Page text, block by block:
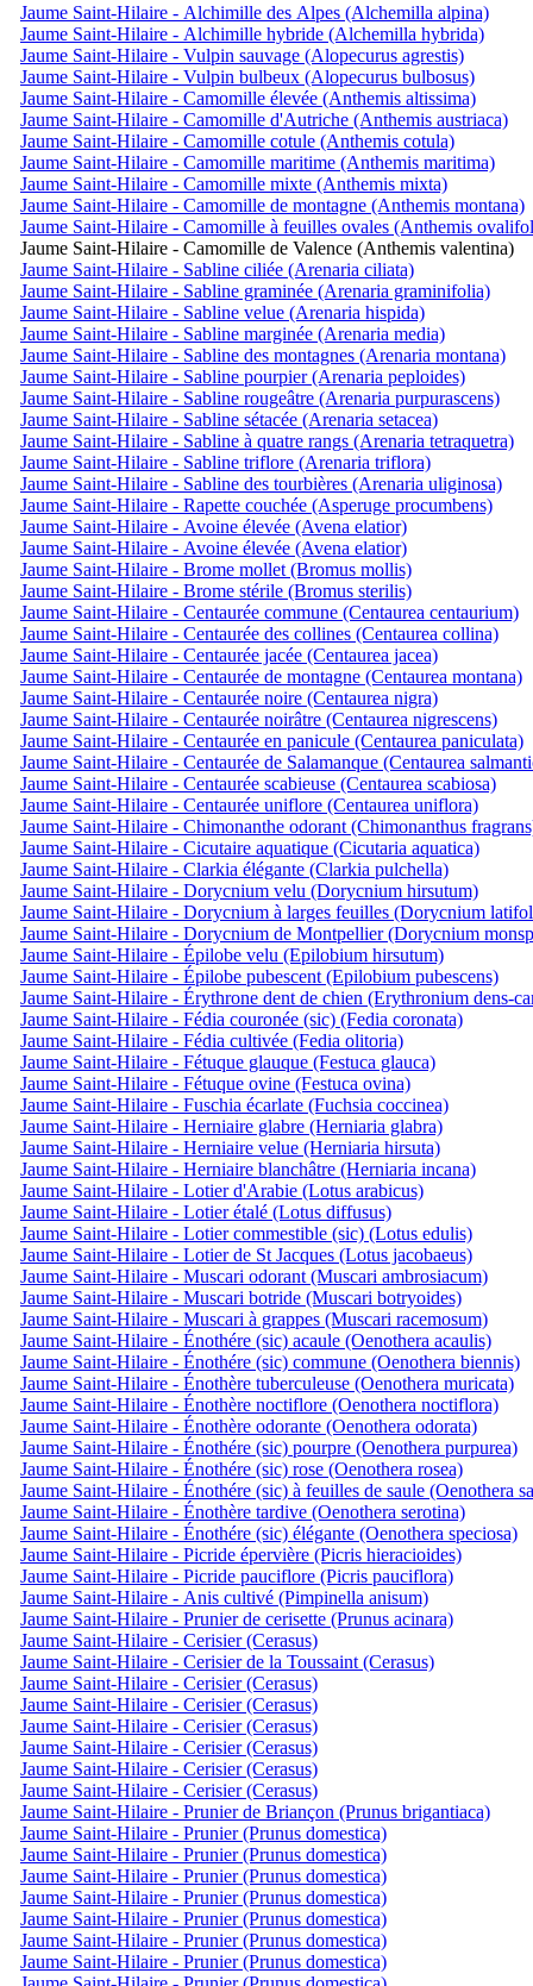
Jaume Saint-Hilaire - Alchimille des Alpes (Alchemilla alpina)
Jaume Saint-Hilaire - Alchimille hybride (Alchemilla hybrida)
Jaume Saint-Hilaire - Vulpin sauvage (Alopecurus agrestis)
Jaume Saint-Hilaire - Vulpin bulbeux (Alopecurus bulbosus)
Jaume Saint-Hilaire - Camomille élevée (Anthemis altissima)
Jaume Saint-Hilaire - Camomille d'Autriche (Anthemis austriaca)
Jaume Saint-Hilaire - Camomille cotule (Anthemis cotula)
Jaume Saint-Hilaire - Camomille maritime (Anthemis maritima)
Jaume Saint-Hilaire - Camomille mixte (Anthemis mixta)
Jaume Saint-Hilaire - Camomille de montagne (Anthemis montana)
Jaume Saint-Hilaire - Camomille à feuilles ovales (Anthemis
Jaume Saint-Hilaire - Camomille de Valence (Anthemis valentina)
Jaume Saint-Hilaire - Sabline ciliée (Arenaria ciliata)
Jaume Saint-Hilaire - Sabline graminée (Arenaria graminifolia)
Jaume Saint-Hilaire - Sabline velue (Arenaria hispida)
Jaume Saint-Hilaire - Sabline marginée (Arenaria media)
Jaume Saint-Hilaire - Sabline des montagnes (Arenaria montana)
Jaume Saint-Hilaire - Sabline pourpier (Arenaria peploides)
Jaume Saint-Hilaire - Sabline rougeâtre (Arenaria purpurascens)
Jaume Saint-Hilaire - Sabline sétacée (Arenaria setacea)
Jaume Saint-Hilaire - Sabline à quatre rangs (Arenaria tetraquetra)
Jaume Saint-Hilaire - Sabline triflore (Arenaria triflora)
Jaume Saint-Hilaire - Sabline des tourbières (Arenaria uliginosa)
Jaume Saint-Hilaire - Rapette couchée (Asperuge procumbens)
Jaume Saint-Hilaire - Avoine élevée (Avena elatior)
Jaume Saint-Hilaire - Avoine élevée (Avena elatior)
Jaume Saint-Hilaire - Brome mollet (Bromus mollis)
Jaume Saint-Hilaire - Brome stérile (Bromus sterilis)
Jaume Saint-Hilaire - Centaurée commune (Centaurea centaurium)
Jaume Saint-Hilaire - Centaurée des collines (Centaurea collina)
Jaume Saint-Hilaire - Centaurée jacée (Centaurea jacea)
Jaume Saint-Hilaire - Centaurée de montagne (Centaurea montana)
Jaume Saint-Hilaire - Centaurée noire (Centaurea nigra)
Jaume Saint-Hilaire - Centaurée noirâtre (Centaurea nigrescens)
Jaume Saint-Hilaire - Centaurée en panicule (Centaurea paniculata)
Jaume Saint-Hilaire - Centaurée de Salamanque (Centaurea
Jaume Saint-Hilaire - Centaurée scabieuse (Centaurea scabiosa)
Jaume Saint-Hilaire - Centaurée uniflore (Centaurea uniflora)
Jaume Saint-Hilaire - Chimonanthe odorant (Chimonanthus
Jaume Saint-Hilaire - Cicutaire aquatique (Cicutaria aquatica)
Jaume Saint-Hilaire - Clarkia élégante (Clarkia pulchella)
Jaume Saint-Hilaire - Dorycnium velu (Dorycnium hirsutum)
Jaume Saint-Hilaire - Dorycnium à larges feuilles (Dorycnium
Jaume Saint-Hilaire - Dorycnium de Montpellier (Dorycnium
Jaume Saint-Hilaire - Épilobe velu (Epilobium hirsutum)
Jaume Saint-Hilaire - Épilobe pubescent (Epilobium pubescens)
Jaume Saint-Hilaire - Érythrone dent de chien (Erythronium dens-
Jaume Saint-Hilaire - Fédia couronée (sic) (Fedia coronata)
Jaume Saint-Hilaire - Fédia cultivée (Fedia olitoria)
Jaume Saint-Hilaire - Fétuque glauque (Festuca glauca)
Jaume Saint-Hilaire - Fétuque ovine (Festuca ovina)
Jaume Saint-Hilaire - Fuschia écarlate (Fuchsia coccinea)
Jaume Saint-Hilaire - Herniaire glabre (Herniaria glabra)
Jaume Saint-Hilaire - Herniaire velue (Herniaria hirsuta)
Jaume Saint-Hilaire - Herniaire blanchâtre (Herniaria incana)
Jaume Saint-Hilaire - Lotier d'Arabie (Lotus arabicus)
Jaume Saint-Hilaire - Lotier étalé (Lotus diffusus)
Jaume Saint-Hilaire - Lotier commestible (sic) (Lotus edulis)
Jaume Saint-Hilaire - Lotier de St Jacques (Lotus jacobaeus)
Jaume Saint-Hilaire - Muscari odorant (Muscari ambrosiacum)
Jaume Saint-Hilaire - Muscari botride (Muscari botryoides)
Jaume Saint-Hilaire - Muscari à grappes (Muscari racemosum)
Jaume Saint-Hilaire - Énothére (sic) acaule (Oenothera acaulis)
Jaume Saint-Hilaire - Énothére (sic) commune (Oenothera biennis)
Jaume Saint-Hilaire - Énothère tuberculeuse (Oenothera muricata)
Jaume Saint-Hilaire - Énothère noctiflore (Oenothera noctiflora)
Jaume Saint-Hilaire - Énothère odorante (Oenothera odorata)
Jaume Saint-Hilaire - Énothére (sic) pourpre (Oenothera purpurea)
Jaume Saint-Hilaire - Énothére (sic) rose (Oenothera rosea)
Jaume Saint-Hilaire - Énothére (sic) à feuilles de saule (Oenothera
Jaume Saint-Hilaire - Énothère tardive (Oenothera serotina)
Jaume Saint-Hilaire - Énothére (sic) élégante (Oenothera speciosa)
Jaume Saint-Hilaire - Picride épervière (Picris hieracioides)
Jaume Saint-Hilaire - Picride pauciflore (Picris pauciflora)
Jaume Saint-Hilaire - Anis cultivé (Pimpinella anisum)
Jaume Saint-Hilaire - Prunier de cerisette (Prunus acinara)
Jaume Saint-Hilaire - Cerisier (Cerasus)
Jaume Saint-Hilaire - Cerisier de la Toussaint (Cerasus)
Jaume Saint-Hilaire - Cerisier (Cerasus)
Jaume Saint-Hilaire - Cerisier (Cerasus)
Jaume Saint-Hilaire - Cerisier (Cerasus)
Jaume Saint-Hilaire - Cerisier (Cerasus)
Jaume Saint-Hilaire - Cerisier (Cerasus)
Jaume Saint-Hilaire - Cerisier (Cerasus)
Jaume Saint-Hilaire - Prunier de Briançon (Prunus brigantiaca)
Jaume Saint-Hilaire - Prunier (Prunus domestica)
Jaume Saint-Hilaire - Prunier (Prunus domestica)
Jaume Saint-Hilaire - Prunier (Prunus domestica)
Jaume Saint-Hilaire - Prunier (Prunus domestica)
Jaume Saint-Hilaire - Prunier (Prunus domestica)
Jaume Saint-Hilaire - Prunier (Prunus domestica)
Jaume Saint-Hilaire - Prunier (Prunus domestica)